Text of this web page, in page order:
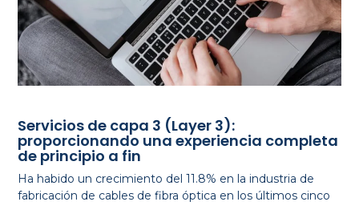
Servicios de capa 3 (Layer 3):
proporcionando una experiencia completa
de principio a fin
Ha habido un crecimiento del 11.8% en la industria de
fabricación de cables de fibra óptica en los últimos cinco